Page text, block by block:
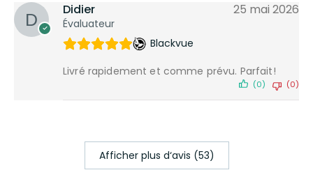
Didier
Évaluateur
25 mai 2026
Blackvue
Livré rapidement et comme prévu. Parfait!
(0) (0)
Afficher plus d‘avis (53)